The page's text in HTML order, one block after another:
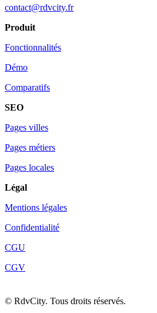
contact@rdvcity.fr
Produit
Fonctionnalités
Démo
Comparatifs
SEO
Pages villes
Pages métiers
Pages locales
Légal
Mentions légales
Confidentialité
CGU
CGV
© RdvCity. Tous droits réservés.